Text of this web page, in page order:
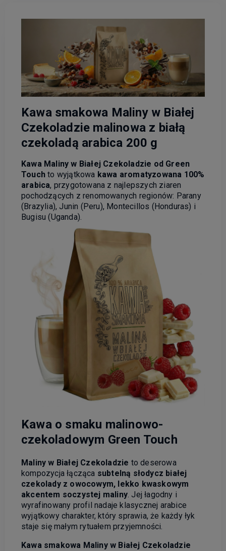
Kawa smakowa Maliny w Białej
Czekoladzie malinowa z białą
czekoladą arabica 200 g
Kawa Maliny w Białej Czekoladzie od Green
Touchto wyjątkowa kawa aromatyzowana 100%
arabica, przygotowana z najlepszych ziaren
pochodzących z renomowanych regionów: Parany
(Brazylia), Junin (Peru), Montecillos (Honduras) i
Bugisu (Uganda).
Kawa o smaku malinowo-
czekoladowym Green Touch
Maliny w Białej Czekoladzie to deserowa
kompozycja łącząca subtelną słodycz białej
czekolady z owocowym, lekko kwaskowym
akcentem soczystej maliny. Jej łagodny i
wyrafinowany profil nadaje klasycznej arabice
wyjątkowy charakter, który sprawia, że każdy łyk
staje się małym rytuałem przyjemności.
Kawa smakowa Maliny w Białej Czekoladzie